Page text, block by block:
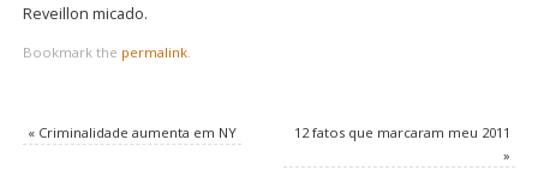
Reveillon micado.
Bookmark the permalink.
«Criminalidade aumenta em NY
12 fatos que marcaram meu 2011
»